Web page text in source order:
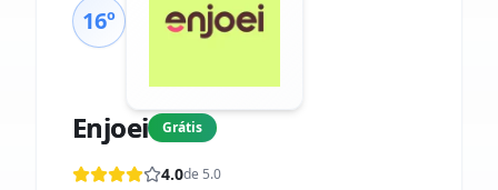
16º
Enjoei Grátis
4.0de 5.0